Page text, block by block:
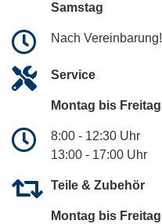
Samstag
Nach Vereinbarung!
Service
Montag bis Freitag
8:00 - 12:30 Uhr
13:00 - 17:00 Uhr
Teile & Zubehör
Montag bis Freitag